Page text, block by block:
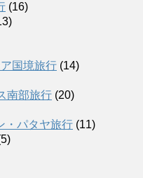
(16)
国境旅行 (14)
南部旅行 (20)
・パタヤ旅行 (11)